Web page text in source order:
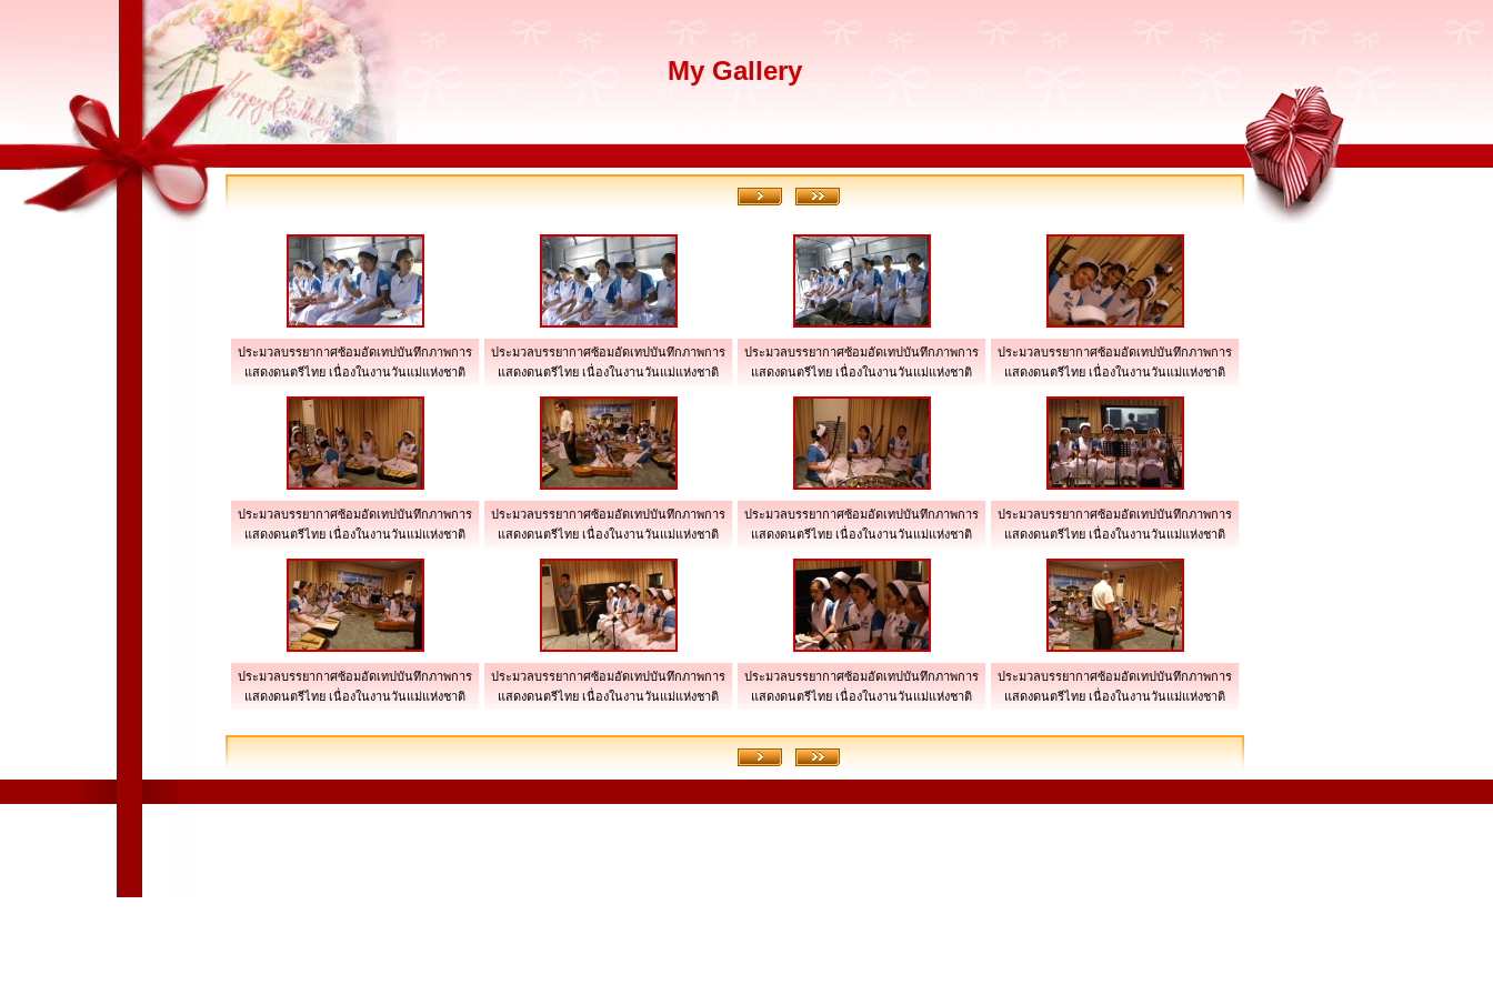
My Gallery
ประมวลบรรยากาศซ้อมอัดเทปบันทึกภาพการ
แสดงดนตรีไทย เนื่องในงานวันแม่แห่งชาติ
ประมวลบรรยากาศซ้อมอัดเทปบันทึกภาพการ
แสดงดนตรีไทย เนื่องในงานวันแม่แห่งชาติ
ประมวลบรรยากาศซ้อมอัดเทปบันทึกภาพการ
แสดงดนตรีไทย เนื่องในงานวันแม่แห่งชาติ
ประมวลบรรยากาศซ้อมอัดเทปบันทึกภาพการ
แสดงดนตรีไทย เนื่องในงานวันแม่แห่งชาติ
ประมวลบรรยากาศซ้อมอัดเทปบันทึกภาพการ
แสดงดนตรีไทย เนื่องในงานวันแม่แห่งชาติ
ประมวลบรรยากาศซ้อมอัดเทปบันทึกภาพการ
แสดงดนตรีไทย เนื่องในงานวันแม่แห่งชาติ
ประมวลบรรยากาศซ้อมอัดเทปบันทึกภาพการ
แสดงดนตรีไทย เนื่องในงานวันแม่แห่งชาติ
ประมวลบรรยากาศซ้อมอัดเทปบันทึกภาพการ
แสดงดนตรีไทย เนื่องในงานวันแม่แห่งชาติ
ประมวลบรรยากาศซ้อมอัดเทปบันทึกภาพการ
แสดงดนตรีไทย เนื่องในงานวันแม่แห่งชาติ
ประมวลบรรยากาศซ้อมอัดเทปบันทึกภาพการ
แสดงดนตรีไทย เนื่องในงานวันแม่แห่งชาติ
ประมวลบรรยากาศซ้อมอัดเทปบันทึกภาพการ
แสดงดนตรีไทย เนื่องในงานวันแม่แห่งชาติ
ประมวลบรรยากาศซ้อมอัดเทปบันทึกภาพการ
แสดงดนตรีไทย เนื่องในงานวันแม่แห่งชาติ